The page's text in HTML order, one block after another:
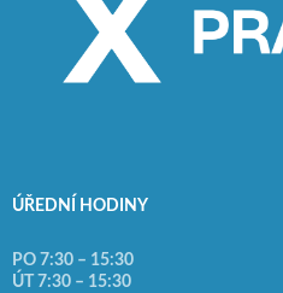
ÚŘEDNÍ HODINY
PO 7:30 – 15:30
ÚT 7:30 – 15:30